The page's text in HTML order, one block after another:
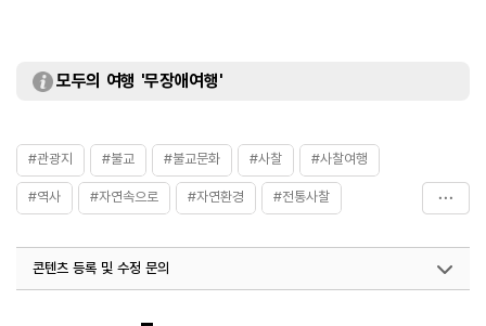
모두의 여행 '무장애여행'
#관광지 #불교 #불교문화 #사찰 #사찰여행
#역사 #자연속으로 #자연환경 #전통사찰
#휴식하기 #휴식하기좋은곳
콘텐츠 등록 및 수정 문의